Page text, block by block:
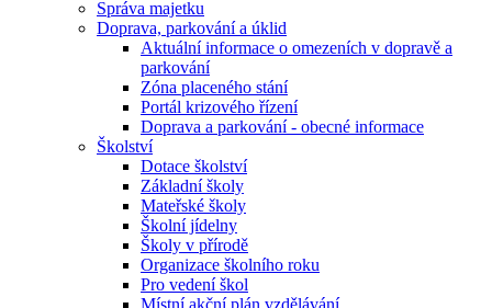
Správa majetku
Doprava, parkování a úklid
Aktuální informace o omezeních v dopravě a
parkování
Zóna placeného stání
Portál krizového řízení
Doprava a parkování - obecné informace
Školství
Dotace školství
Základní školy
Mateřské školy
Školní jídelny
Školy v přírodě
Organizace školního roku
Pro vedení škol
Místní akční plán vzdělávání